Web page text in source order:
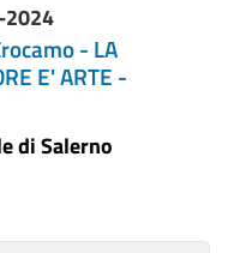
- LA
E' ARTE -
di Salerno